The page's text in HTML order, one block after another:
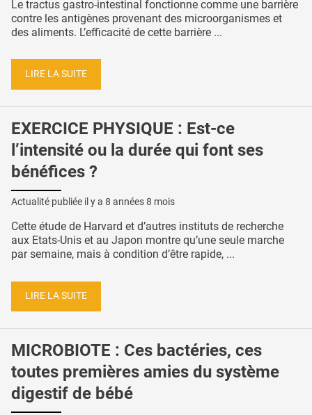
Le tractus gastro-intestinal fonctionne comme une barrière
contre les antigènes provenant des microorganismes et
des aliments. L’efficacité de cette barrière ...
LIRE LA SUITE
EXERCICE PHYSIQUE : Est-ce
l’intensité ou la durée qui font ses
bénéfices ?
Actualité publiée il y a 8 années 8 mois
Cette étude de Harvard et d’autres instituts de recherche
aux Etats-Unis et au Japon montre qu’une seule marche
par semaine, mais à condition d’être rapide, ...
LIRE LA SUITE
MICROBIOTE : Ces bactéries, ces
toutes premières amies du système
digestif de bébé